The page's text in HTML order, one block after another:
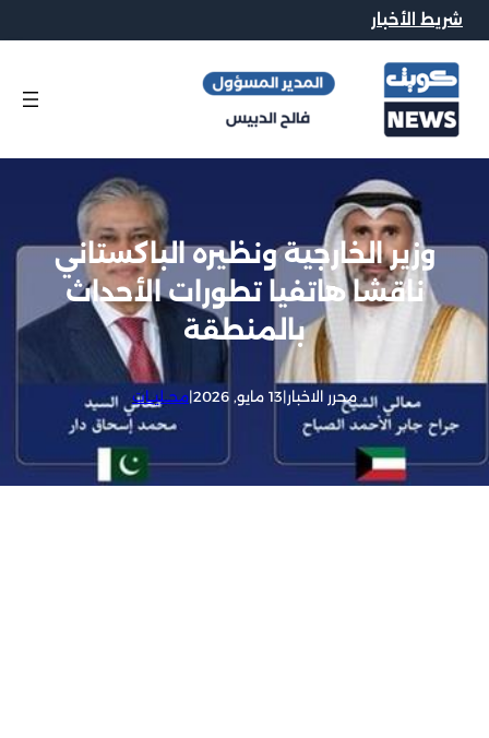
شريط الأخبار
وزير الخارجية ونظيره الباكستاني
ناقشا هاتفيا تطورات الأحداث
بالمنطقة
محرر الاخبار|13 مايو, 2026 |محــليــات